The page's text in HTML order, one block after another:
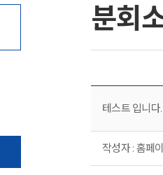
분회
테스트 입니다.
작성자 : 홈